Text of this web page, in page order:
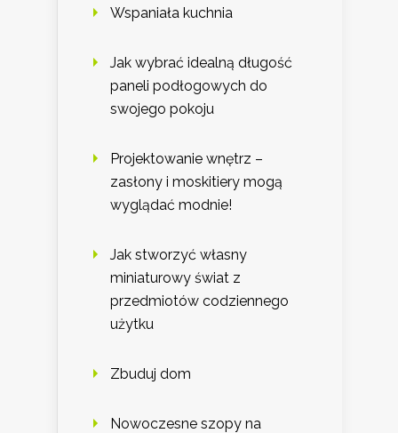
Wspaniała kuchnia
Jak wybrać idealną długość
paneli podłogowych do
swojego pokoju
Projektowanie wnętrz –
zasłony i moskitiery mogą
wyglądać modnie!
Jak stworzyć własny
miniaturowy świat z
przedmiotów codziennego
użytku
Zbuduj dom
Nowoczesne szopy na